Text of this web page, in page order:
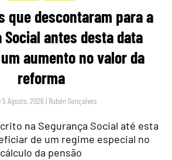
que descontaram para a
Social antes desta data
aumento no valor da
reforma
5 Agosto, 2026 | Rubén Gonçalves
na Segurança Social até esta
de um regime especial no
cálculo da pensão